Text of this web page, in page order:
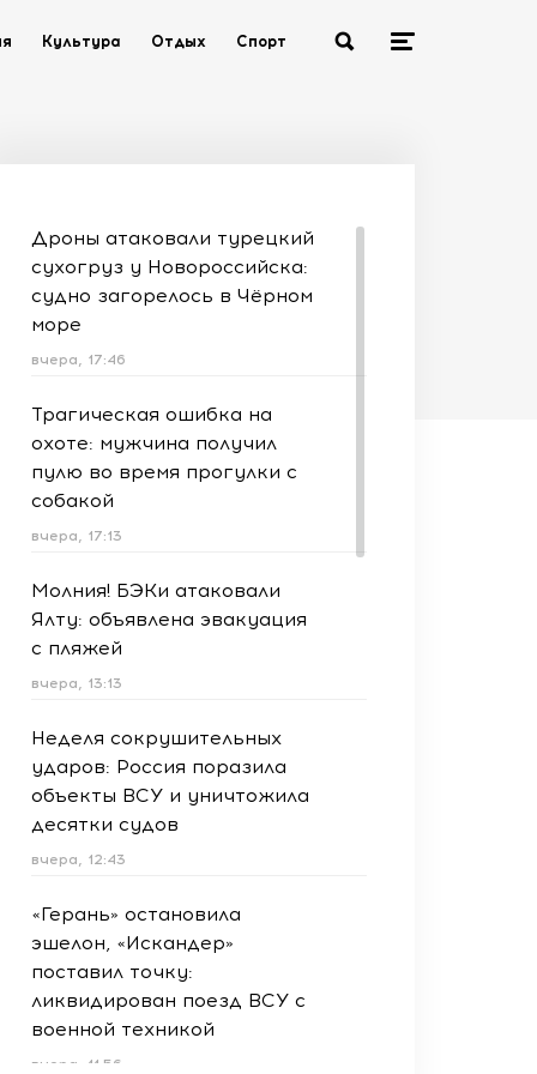
Культура Отдых Спорт
Дроны атаковали турецкий
сухогруз у Новороссийска:
судно загорелось в Чёрном
море
вчера, 17:46
Трагическая ошибка на
охоте: мужчина получил
пулю во время прогулки с
собакой
вчера, 17:13
Молния! БЭКи атаковали
Ялту: объявлена эвакуация
с пляжей
вчера, 13:13
Неделя сокрушительных
ударов: Россия поразила
объекты ВСУ и уничтожила
десятки судов
вчера, 12:43
«Герань» остановила
эшелон, «Искандер»
поставил точку:
ликвидирован поезд ВСУ с
военной техникой
вчера, 11:56